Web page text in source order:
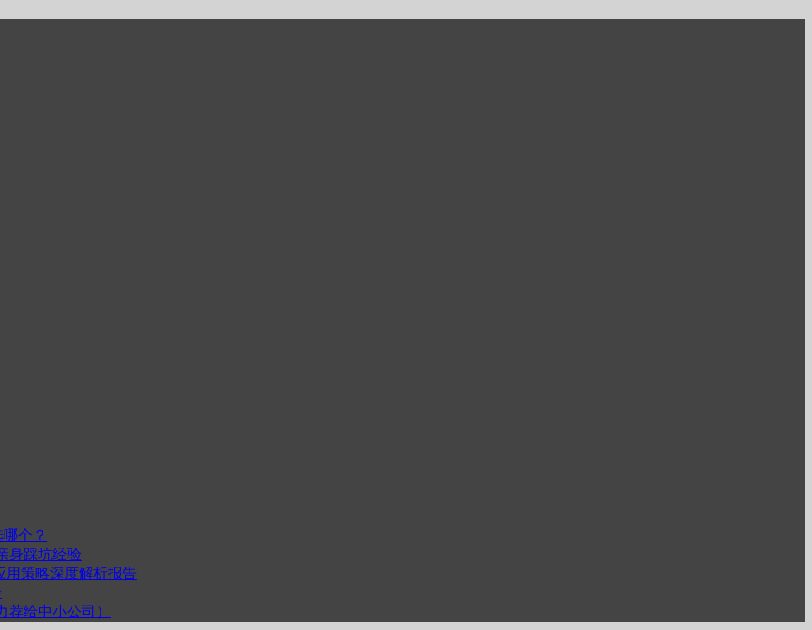
个？
身踩坑经验
用策略深度解析报告
给中小公司）